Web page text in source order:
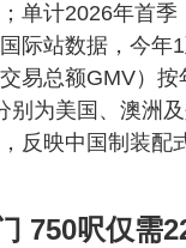
单计2026年首季
际站数据，今年
易总额GMV）按
别为美国、澳洲
反映中国制装配
750呎仅需